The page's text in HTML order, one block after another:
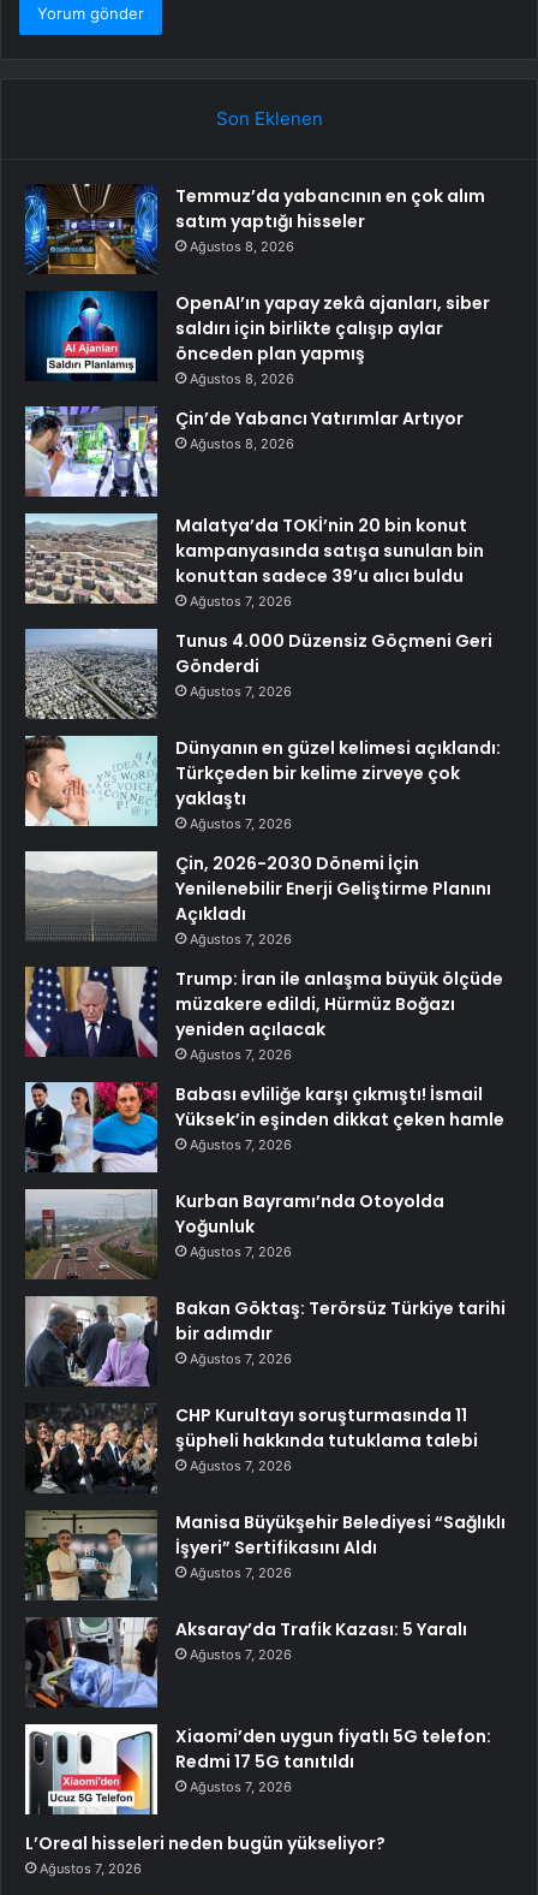
Son Eklenen
Temmuz’da yabancının en çok alım
satım yaptığı hisseler
Ağustos 8, 2026
OpenAI’ın yapay zekâ ajanları, siber
saldırı için birlikte çalışıp aylar
önceden plan yapmış
Ağustos 8, 2026
Çin’de Yabancı Yatırımlar Artıyor
Ağustos 8, 2026
Malatya’da TOKİ’nin 20 bin konut
kampanyasında satışa sunulan bin
konuttan sadece 39’u alıcı buldu
Ağustos 7, 2026
Tunus 4.000 Düzensiz Göçmeni Geri
Gönderdi
Ağustos 7, 2026
Dünyanın en güzel kelimesi açıklandı:
Türkçeden bir kelime zirveye çok
yaklaştı
Ağustos 7, 2026
Çin, 2026-2030 Dönemi İçin
Yenilenebilir Enerji Geliştirme Planını
Açıkladı
Ağustos 7, 2026
Trump: İran ile anlaşma büyük ölçüde
müzakere edildi, Hürmüz Boğazı
yeniden açılacak
Ağustos 7, 2026
Babası evliliğe karşı çıkmıştı! İsmail
Yüksek’in eşinden dikkat çeken hamle
Ağustos 7, 2026
Kurban Bayramı’nda Otoyolda
Yoğunluk
Ağustos 7, 2026
Bakan Göktaş: Terörsüz Türkiye tarihi
bir adımdır
Ağustos 7, 2026
CHP Kurultayı soruşturmasında 11
şüpheli hakkında tutuklama talebi
Ağustos 7, 2026
Manisa Büyükşehir Belediyesi “Sağlıklı
İşyeri” Sertifikasını Aldı
Ağustos 7, 2026
Aksaray’da Trafik Kazası: 5 Yaralı
Ağustos 7, 2026
Xiaomi’den uygun fiyatlı 5G telefon:
Redmi 17 5G tanıtıldı
Ağustos 7, 2026
L’Oreal hisseleri neden bugün yükseliyor?
Ağustos 7, 2026